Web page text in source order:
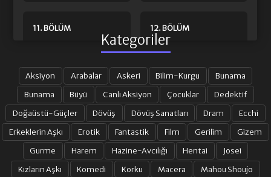
11. BÖLÜM 12. BÖLÜM
13. BÖLÜM 14. BÖLÜM
15. BÖLÜM 16. BÖLÜM
17. BÖLÜM 18. BÖLÜM
Kategoriler
Aksiyon Arabalar Askeri Bilim-Kurgu
Bunama
Bunama
Büyü Canlı Aksiyon Çocuklar
Dedektif
Doğaüstü-Güçler
Dövüş Dövüş Sanatları Dram
Ecchi
Erkeklerin Aşkı
Erotik Fantastik Film Gerilim
Gizem
Gurme
Harem Hazine-Avcılığı Hentai
Josei
Kızların Aşkı
Komedi Korku Macera Mahou Shoujo